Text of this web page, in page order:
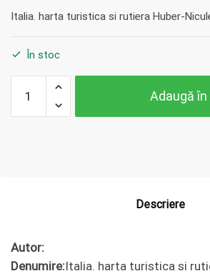
Italia. harta turistica si rutiera Huber-
În stoc
Italia.
harta
Adaugă
Descriere
Autor:
Denumire:Italia. harta turistica si